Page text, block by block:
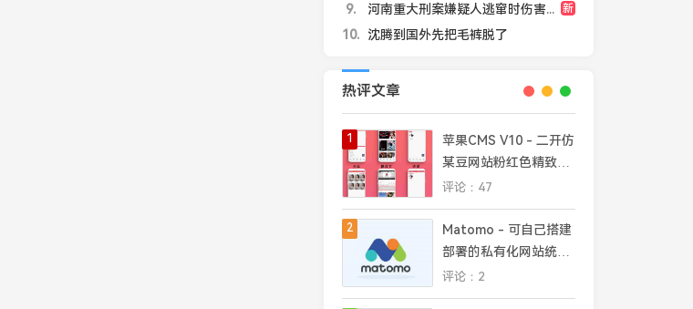
9
新
河南重大刑案嫌疑人逃窜时伤害多人
10
沈腾到国外先把毛裤脱了
热评文章
1
苹果CMS V10 - 二开仿
某豆网站粉红色精致模
板
评论：47
2
Matomo - 可自己搭建
部署的私有化网站统计
平台，完全掌控网站数
据安全和隐私
评论：2